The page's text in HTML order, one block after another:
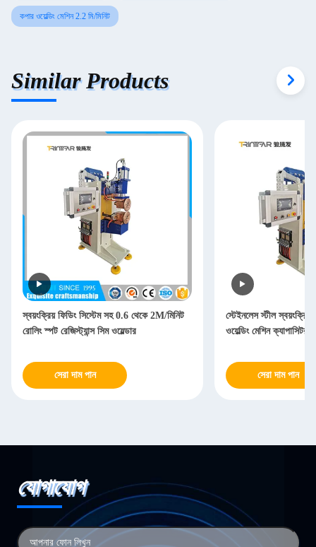
কপার ওয়েল্ডিং মেশিন 2.2 মি/মিনিট
Similar Products
স্বয়ংক্রিয় ফিডিং সিস্টেম সহ 0.6 থেকে 2M/মিনিট
রোলিং স্পট রেজিস্ট্যান্স সিম ওয়েল্ডার
সেরা দাম পান
স্টেইনলেস স্টীল স্বয়ংক্রিয়
ওয়েল্ডিং মেশিন ক্যাপাসিটর
সেরা দাম পান
যোগাযোগ